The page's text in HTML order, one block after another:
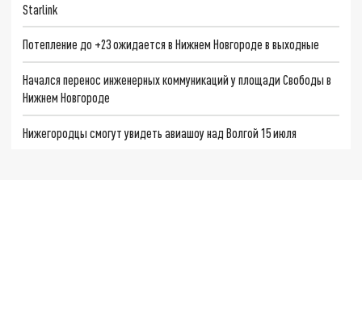
Starlink
Потепление до +23 ожидается в Нижнем Новгороде в выходные
Начался перенос инженерных коммуникаций у площади Свободы в
Нижнем Новгороде
Нижегородцы смогут увидеть авиашоу над Волгой 15 июля